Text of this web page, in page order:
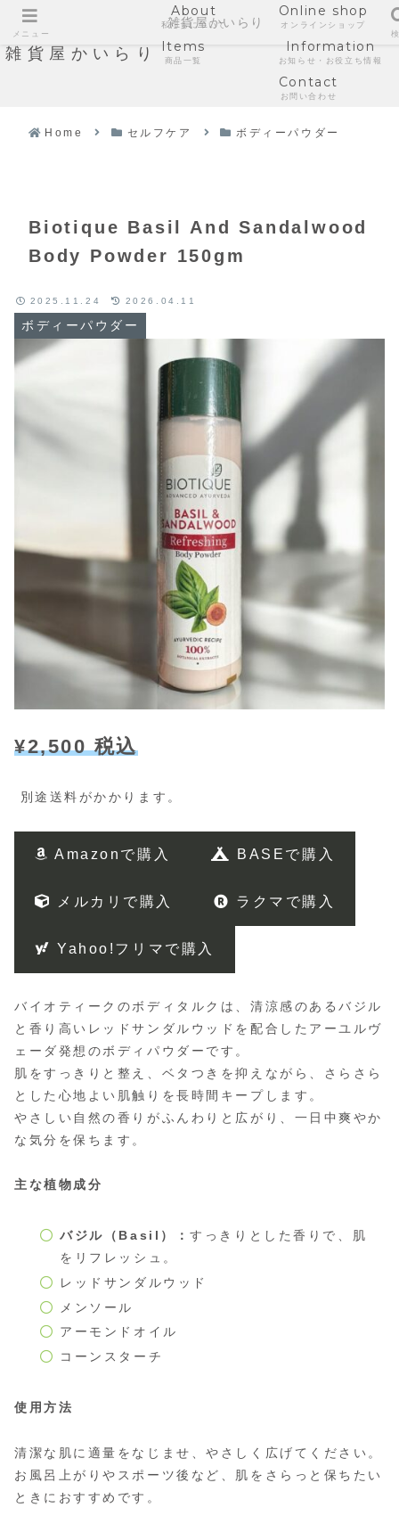
雑貨屋かいらり
About
私たちについて
Online shop
オンラインショップ
Items
商品一覧
Information
お知らせ・お役立ち情報
Contact
お問い合わせ
Home セルフケア ボディーパウダー
Biotique Basil And Sandalwood
Body Powder 150gm
ボディーパウダー
2025.11.24 2026.04.11
¥2,500 税込
別途送料がかかります。
Amazonで購入 BASEで購入
メルカリで購入 ラクマで購入
Yahoo!フリマで購入
バイオティークのボディタルクは、清涼感のあるバジル
と香り高いレッドサンダルウッドを配合したアーユルヴ
ェーダ発想のボディパウダーです。
肌をすっきりと整え、ベタつきを抑えながら、さらさら
とした心地よい肌触りを長時間キープします。
やさしい自然の香りがふんわりと広がり、一日中爽やか
な気分を保ちます。
主な植物成分
バジル（Basil）：すっきりとした香りで、肌
をリフレッシュ。
レッドサンダルウッド
メンソール
アーモンドオイル
コーンスターチ
使用方法
清潔な肌に適量をなじませ、やさしく広げてください。
お風呂上がりやスポーツ後など、肌をさらっと保ちたい
ときにおすすめです。
メニュー
雑貨屋かいらり